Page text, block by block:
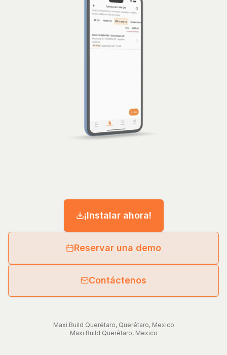
¡Instalar ahora!
Reservar una demo
Contáctenos
Maxi.Build Querétaro, Querétaro, Mexico
Maxi.Build Querétaro, Mexico